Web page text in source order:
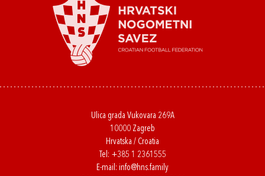
Ulica grada Vukovara 269A
10000 Zagreb
Hrvatska / Croatia
Tel: +385 1 2361555
E-mail: info@hns.family